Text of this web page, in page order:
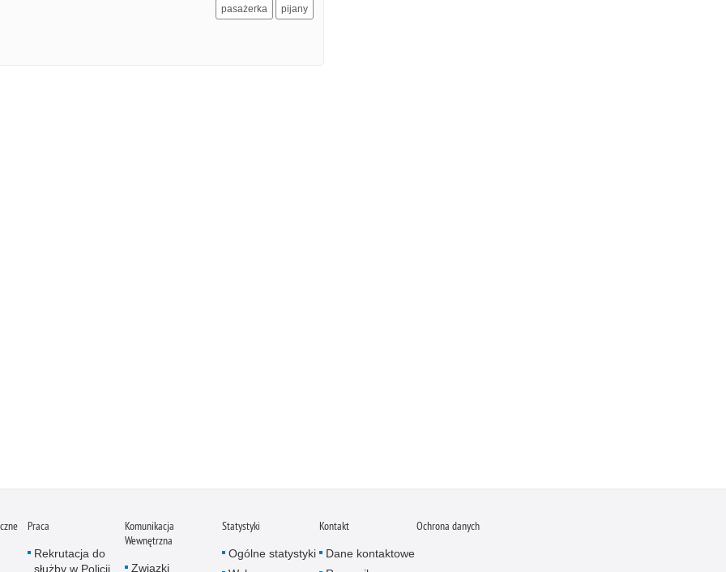
pasażerka pijany
Praca
Rekrutacja do
służby w Policji
Komunikacja
Wewnętrzna
Związki
Statystyki
Ogólne statystyki
Kontakt
Dane kontaktowe
Ochrona danych